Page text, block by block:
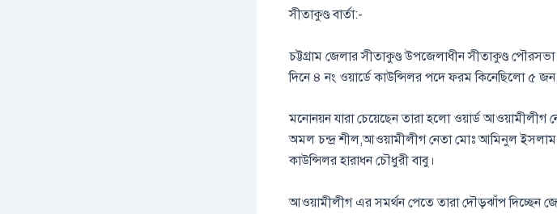
সীতাকুণ্ড বার্তা:-
চট্টগ্রাম জেলার সীতাকুণ্ড উপজেলাধীন সীতাকুণ্ড পৌরসভা
দিনে ৪ নং ওয়ার্ডে কাউন্সিলর পদে ফরম কিনেছিলো ৫
মনোনয়ন যারা চেয়েছেন তারা হলো ওয়ার্ড আওয়ামীলীগ
অমল চন্দ্র শীল,আওয়ামীলীগ নেতা মোঃ আমিনুল
কাউন্সিলর হারাধন চৌধুরী বাবু।
আওয়ামীলীগ এর সমর্থন পেতে তারা দৌড়ঝাঁপ দিচ্ছেন